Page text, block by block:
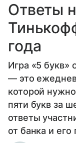
Ответы
года
Игра «5 букв»
— это
которой
пяти букв за
ответы
от банка и его